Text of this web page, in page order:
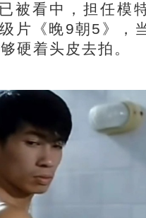
看中，担任模
片《晚9朝5》，
硬着头皮去拍。